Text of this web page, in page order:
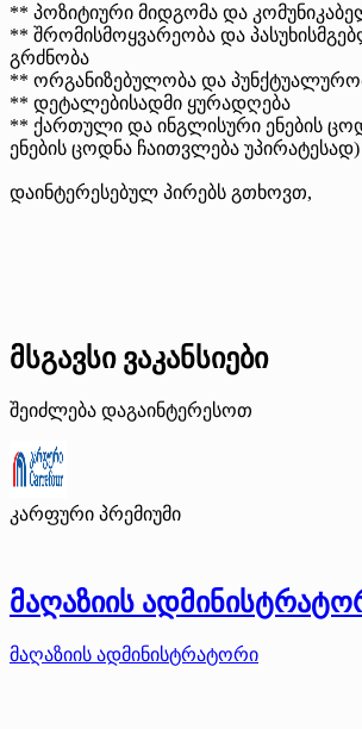
** პოზიტიური მიდგომა და
** შრომისმოყვარეობა და
გრძნობა
** ორგანიზებულობა და
** დეტალებისადმი ყურადღება
** ქართული და ინგლისური ენების
ენების ცოდნა ჩაითვლება უპირატესად)
დაინტერესებულ პირებს გთხოვთ,
მსგავსი ვაკანსიები
შეიძლება დაგაინტერესოთ
კარფური პრემიუმი
მაღაზიის
მაღაზიის ადმინისტრატორი